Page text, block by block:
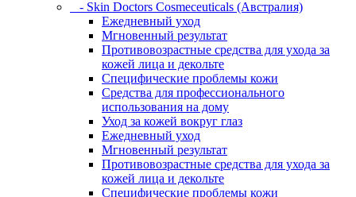
- Skin Doctors Cosmeceuticals (Австралия)
Ежедневный уход
Мгновенный результат
Противовозрастные средства для ухода за
кожей лица и декольте
Специфические проблемы кожи
Средства для профессионального
использования на дому
Уход за кожей вокруг глаз
Ежедневный уход
Мгновенный результат
Противовозрастные средства для ухода за
кожей лица и декольте
Специфические проблемы кожи